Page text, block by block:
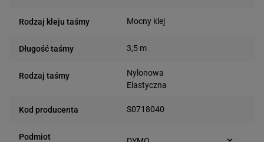
Rodzaj kleju taśmy Mocny klej
Długość taśmy 3,5 m
Rodzaj taśmy
Nylonowa
Elastyczna
Kod producenta S0718040
Podmiot